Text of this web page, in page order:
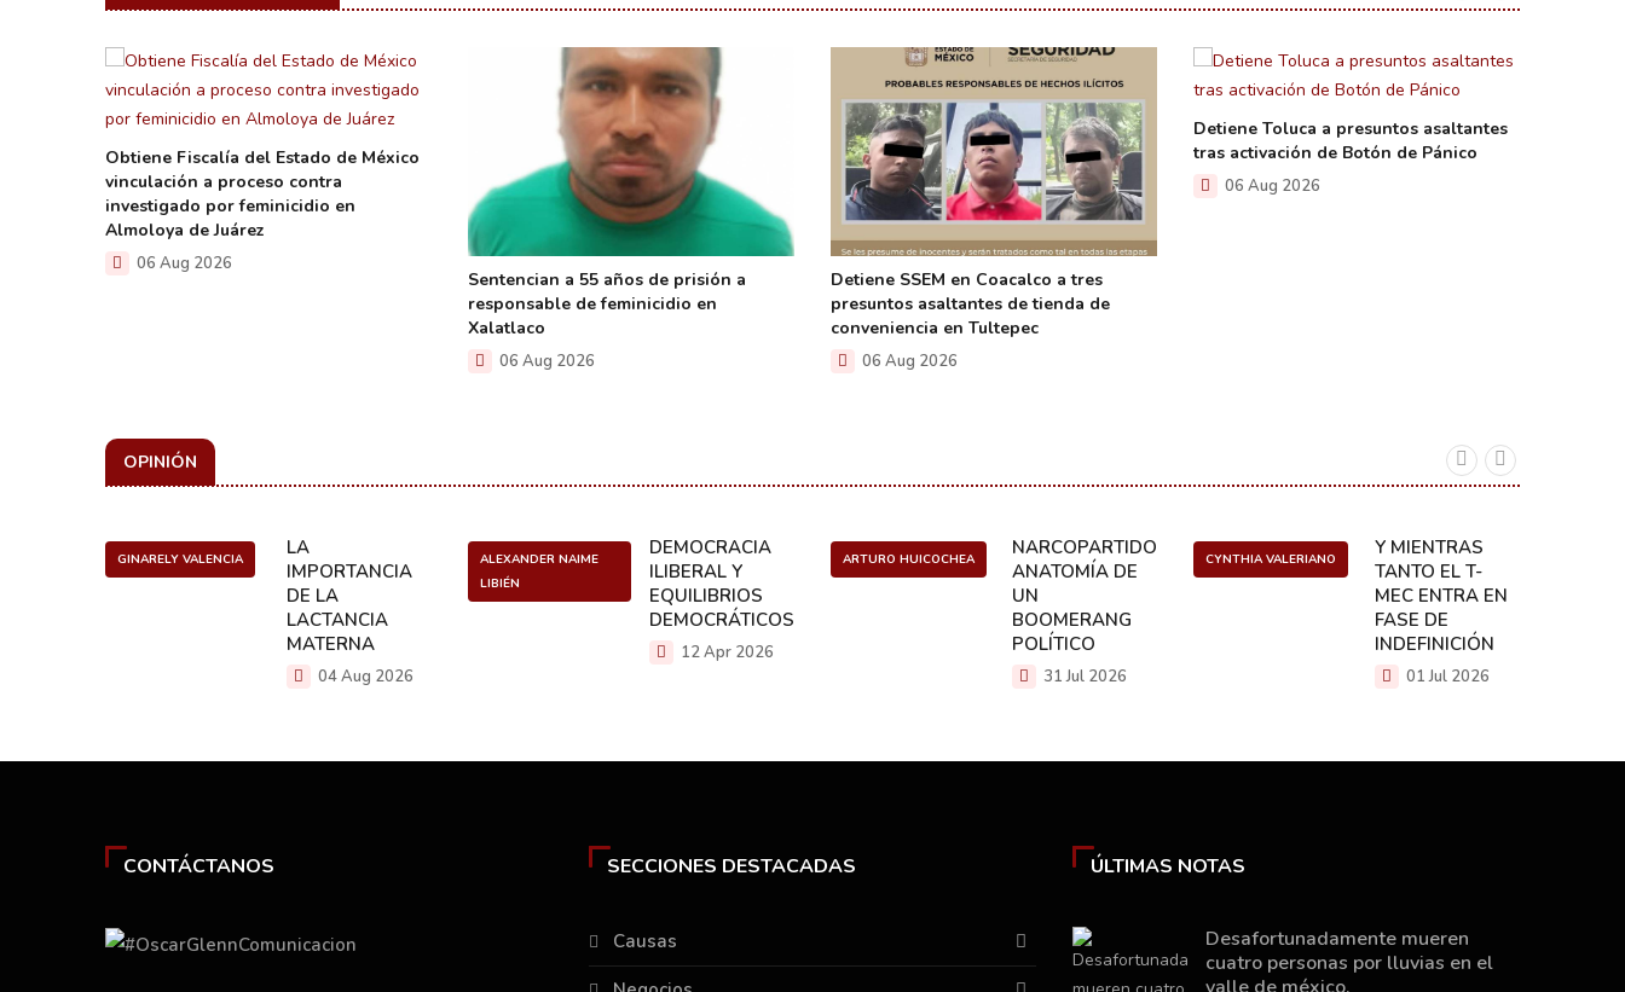
Obtiene Fiscalía del Estado de México
vinculación a proceso contra
investigado por feminicidio en
Almoloya de Juárez
06 Aug 2026
Sentencian a 55 años de prisión a
responsable de feminicidio en
Xalatlaco
06 Aug 2026
Detiene SSEM en Coacalco a tres
presuntos asaltantes de tienda de
conveniencia en Tultepec
06 Aug 2026
Detiene Toluca a presuntos asaltantes
tras activación de Botón de Pánico
06 Aug 2026
OPINIÓN
GINARELY VALENCIA
LA
IMPORTANCIA
DE LA
LACTANCIA
MATERNA
04 Aug 2026
ALEXANDER NAIME
LIBIÉN
DEMOCRACIA
ILIBERAL Y
EQUILIBRIOS
DEMOCRÁTICOS
12 Apr 2026
ARTURO HUICOCHEA
NARCOPARTIDO:
ANATOMÍA DE
UN
BOOMERANG
POLÍTICO
31 Jul 2026
CYNTHIA VALERIANO
Y MIENTRAS
TANTO EL T-
MEC ENTRA EN
FASE DE
INDEFINICIÓN
01 Jul 2026
CONTÁCTANOS SECCIONES DESTACADAS
Causas
ÚLTIMAS NOTAS
Desafortunadamente mueren
cuatro personas por lluvias en el